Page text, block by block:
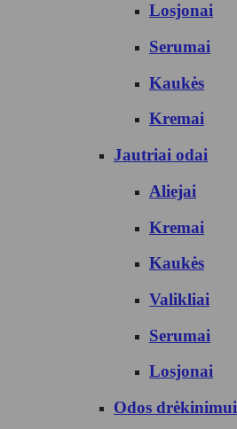
Losjonai
Serumai
Kaukės
Kremai
Jautriai odai
Aliejai
Kremai
Kaukės
Valikliai
Serumai
Losjonai
Odos drėkinimui